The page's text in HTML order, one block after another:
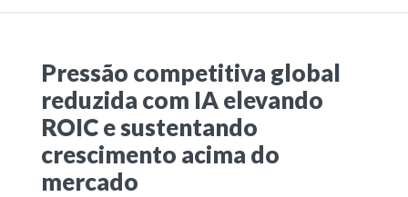
Pressão competitiva global
reduzida com IA elevando
ROIC e sustentando
crescimento acima do
mercado